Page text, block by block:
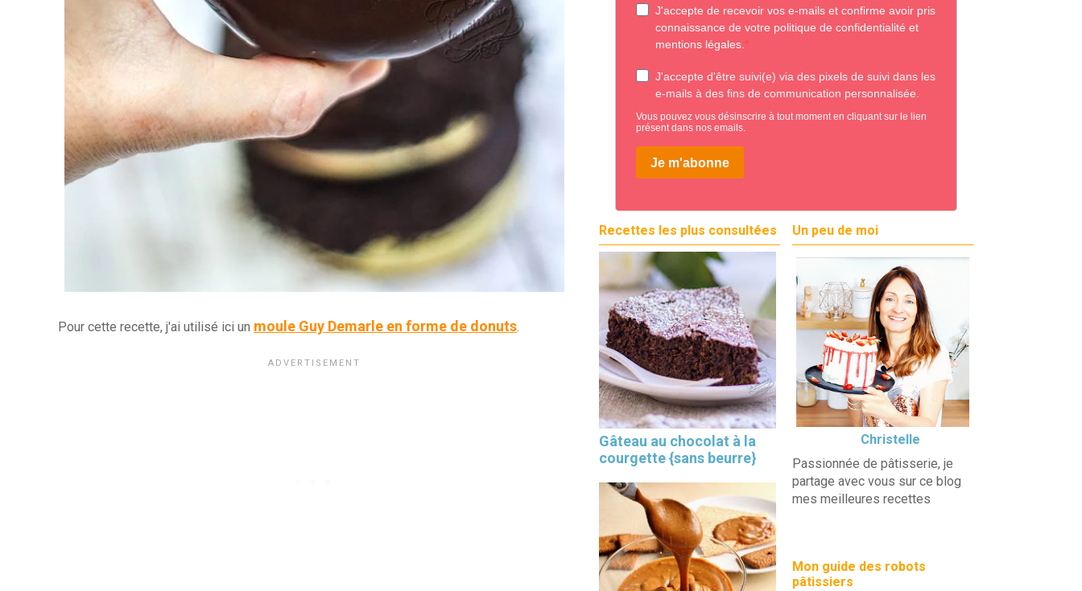
Pour cette recette, j'ai utilisé ici un moule Guy Demarle en forme de donuts.
Recettes les plus consultées
Gâteau au chocolat à la
courgette {sans beurre}
Un peu de moi
Christelle
Passionnée de pâtisserie, je
partage avec vous sur ce blog
mes meilleures recettes
Mon guide des robots
pâtissiers